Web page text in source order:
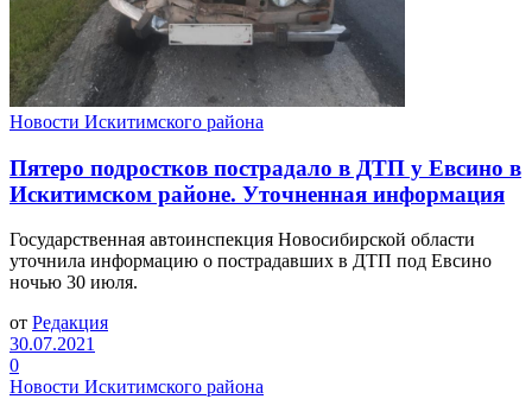
Новости Искитимского района
Пятеро подростков пострадало в ДТП у Евсино в
Искитимском районе. Уточненная информация
Государственная автоинспекция Новосибирской области
уточнила информацию о пострадавших в ДТП под Евсино
ночью 30 июля.
от Редакция
30.07.2021
0
Новости Искитимского района